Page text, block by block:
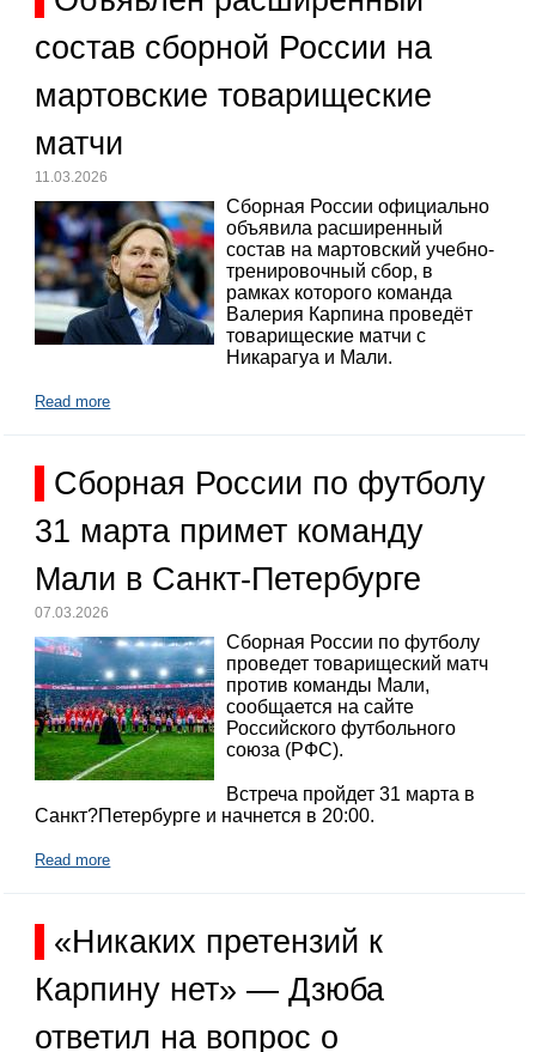
состав сборной России на
мартовские товарищеские
матчи
11.03.2026
Сборная России официально
объявила расширенный
состав на мартовский учебно-
тренировочный сбор, в
рамках которого команда
Валерия Карпина проведёт
товарищеские матчи с
Никарагуа и Мали.
Read more
Сборная России по футболу
31 марта примет команду
Мали в Санкт-Петербурге
07.03.2026
Сборная России по футболу
проведет товарищеский матч
против команды Мали,
сообщается на сайте
Российского футбольного
союза (РФС).
Встреча пройдет 31 марта в
Санкт?Петербурге и начнется в 20:00.
Read more
«Никаких претензий к
Карпину нет» — Дзюба
ответил на вопрос о